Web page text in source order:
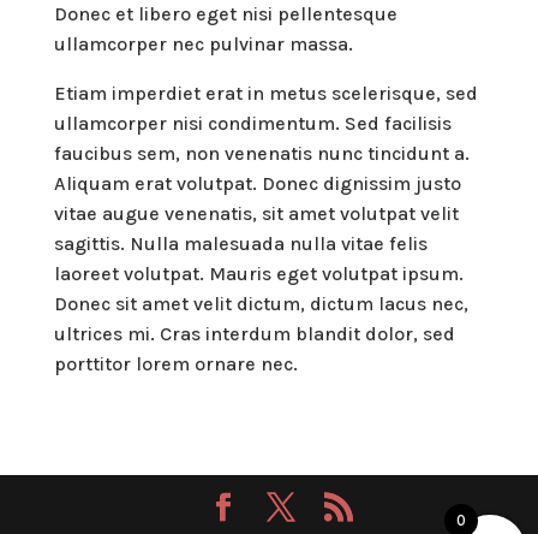
Donec et libero eget nisi pellentesque
ullamcorper nec pulvinar massa.
Etiam imperdiet erat in metus scelerisque, sed
ullamcorper nisi condimentum. Sed facilisis
faucibus sem, non venenatis nunc tincidunt a.
Aliquam erat volutpat. Donec dignissim justo
vitae augue venenatis, sit amet volutpat velit
sagittis. Nulla malesuada nulla vitae felis
laoreet volutpat. Mauris eget volutpat ipsum.
Donec sit amet velit dictum, dictum lacus nec,
ultrices mi. Cras interdum blandit dolor, sed
porttitor lorem ornare nec.
0